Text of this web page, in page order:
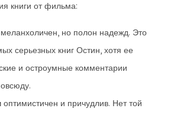
книги от фильма:
меланхоличен, но полон надежд. Это
серьезных книг Остин, хотя ее
и остроумные комментарии
оптимистичен и причудлив. Нет той